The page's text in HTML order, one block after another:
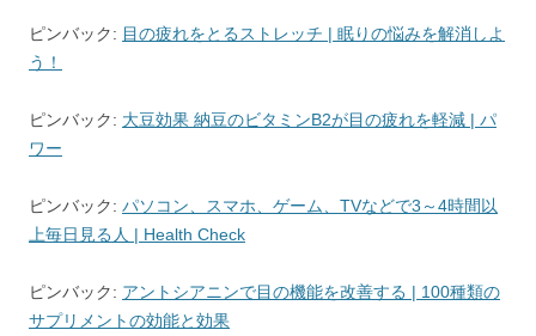
ピンバック: 目の疲れをとるストレッチ | 眠りの悩みを解消しよ
う！
ピンバック: 大豆効果 納豆のビタミンB2が目の疲れを軽減 | パ
ワー
ピンバック: パソコン、スマホ、ゲーム、TVなどで3～4時間以
上毎日見る人 | Health Check
ピンバック: アントシアニンで目の機能を改善する | 100種類の
サプリメントの効能と効果